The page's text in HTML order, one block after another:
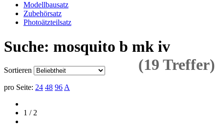
Modellbausatz
Zubehörsatz
Photoätzteilsatz
Suche: mosquito b mk iv
(19 Treffer)
Sortieren
pro Seite: 24 48 96 A
1 / 2